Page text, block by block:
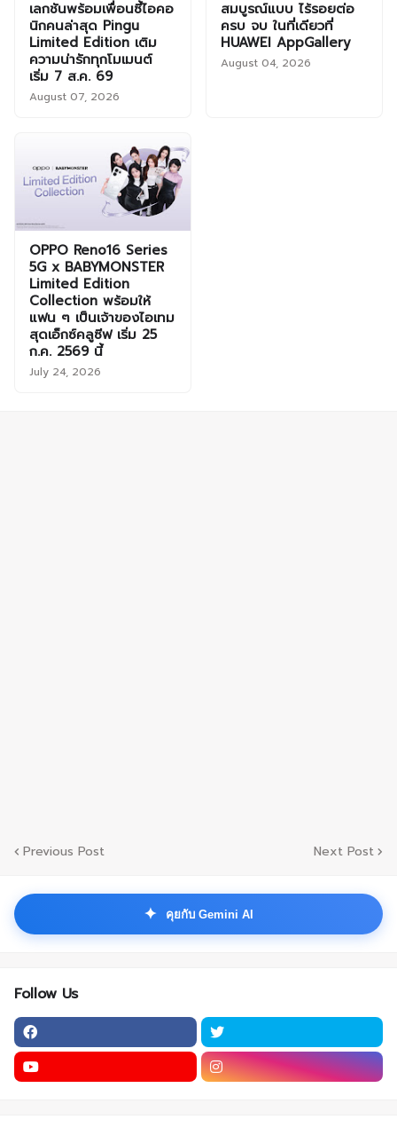
เลกชันพร้อมเพื่อนซี้ไอคอ
นิกคนล่าสุด Pingu
Limited Edition เติม
ความน่ารักทุกโมเมนต์
เริ่ม 7 ส.ค. 69
August 07, 2026
สมบูรณ์แบบ ไร้รอยต่อ
ครบ จบ ในที่เดียวที่
HUAWEI AppGallery
August 04, 2026
OPPO Reno16 Series
5G x BABYMONSTER
Limited Edition
Collection พร้อมให้
แฟน ๆ เป็นเจ้าของไอเทม
สุดเอ็กซ์คลูซีฟ เริ่ม 25
ก.ค. 2569 นี้
July 24, 2026
Previous Post Next Post
✦ คุยกับ Gemini AI
Follow Us